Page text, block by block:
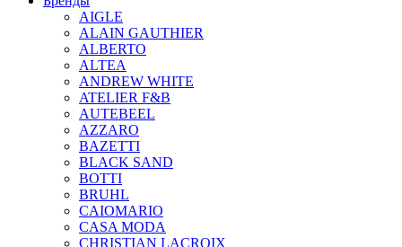
AIGLE
ALAIN GAUTHIER
ALBERTO
ALTEA
ANDREW WHITE
ATELIER F&B
AUTEBEEL
AZZARO
BAZETTI
BLACK SAND
BOTTI
BRUHL
CAIOMARIO
CASA MODA
CHRISTIAN LACROIX